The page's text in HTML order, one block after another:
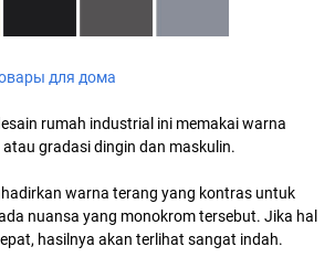
для дома
rumah industrial ini memakai warna
gradasi dingin dan maskulin.
warna terang yang kontras untuk
nuansa yang monokrom tersebut. Jika hal
hasilnya akan terlihat sangat indah.